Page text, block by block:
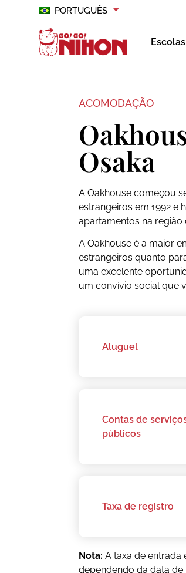
PORTUGUÊS
Escolas
ACOMODAÇÃO
Osaka
A Oakhouse começou
estrangeiros em 1992 e
apartamentos na região
A Oakhouse é a maior
estrangeiros quanto
uma excelente
um convívio social que
Aluguel
Contas de
públicos
Taxa de registro
Nota: A taxa de entrada
dependendo da data